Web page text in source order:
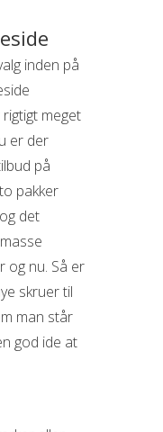
inden på
meget
er der
på
pakker
det
og nu. Så er
skruer til
man står
god ide at